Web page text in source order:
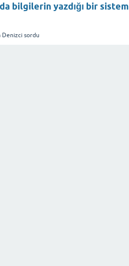
bilgilerin yazdığı bir sistem
Denizci sordu